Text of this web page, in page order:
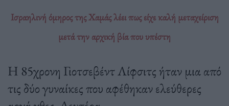
Ισραηλινή όμηρος της Χαμάς λέει πως είχε καλή μεταχείριση
μετά την αρχική βία που υπέστη
Η 85χρονη Γιοτσεβέντ Λίφσιτς ήταν μια από
τις δύο γυναίκες που αφέθηκαν ελεύθερες